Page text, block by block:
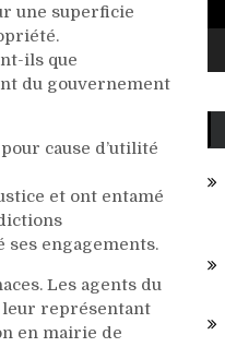
une superficie
ils que
du gouvernement
cause d’utilité
et ont entamé
ses engagements.
Les agents du
leur représentant
en mairie de